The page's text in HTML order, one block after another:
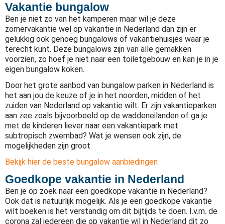
Vakantie bungalow
Ben je niet zo van het kamperen maar wil je deze
zomervakantie wel op vakantie in Nederland dan zijn er
gelukkig ook genoeg bungalows of vakantiehuisjes waar je
terecht kunt. Deze bungalows zijn van alle gemakken
voorzien, zo hoef je niet naar een toiletgebouw en kan je in je
eigen bungalow koken.
Door het grote aanbod van bungalow parken in Nederland is
het aan jou de keuze of je in het noorden, midden of het
zuiden van Nederland op vakantie wilt. Er zijn vakantieparken
aan zee zoals bijvoorbeeld op de waddeneilanden of ga je
met de kinderen liever naar een vakantiepark met
subtropisch zwembad? Wat je wensen ook zijn, de
mogelijkheden zijn groot.
Bekijk hier de beste bungalow aanbiedingen
Goedkope vakantie in Nederland
Ben je op zoek naar een goedkope vakantie in Nederland?
Ook dat is natuurlijk mogelijk. Als je een goedkope vakantie
wilt boeken is het verstandig om dit bijtijds te doen. I.v.m. de
corona zal iedereen die op vakantie wil in Nederland dit zo